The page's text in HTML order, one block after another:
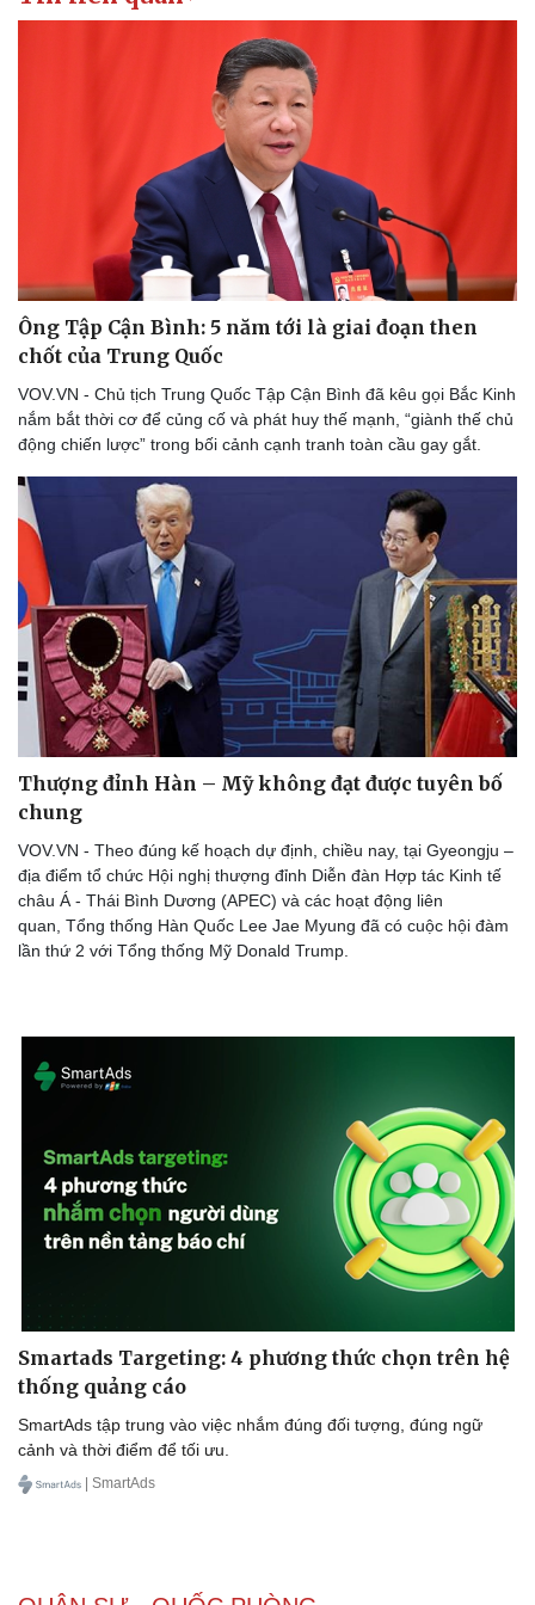
Bóng đá
Ô tô
Xe máy
Tư vấn
Ông Tập Cận Bình: 5 năm tới là giai đoạn then
chốt của Trung Quốc
VOV.VN - Chủ tịch Trung Quốc Tập Cận Bình đã kêu gọi Bắc Kinh
nắm bắt thời cơ để củng cố và phát huy thế mạnh, “giành thế chủ
động chiến lược” trong bối cảnh cạnh tranh toàn cầu gay gắt.
Thượng đỉnh Hàn – Mỹ không đạt được tuyên bố
chung
VOV.VN - Theo đúng kế hoạch dự định, chiều nay, tại Gyeongju –
địa điểm tổ chức Hội nghị thượng đỉnh Diễn đàn Hợp tác Kinh tế
châu Á - Thái Bình Dương (APEC) và các hoạt động liên
quan, Tổng thống Hàn Quốc Lee Jae Myung đã có cuộc hội đàm
lần thứ 2 với Tổng thống Mỹ Donald Trump.
Smartads Targeting: 4 phương thức chọn trên hệ
thống quảng cáo
SmartAds tập trung vào việc nhắm đúng đối tượng, đúng ngữ
cảnh và thời điểm để tối ưu.
| SmartAds